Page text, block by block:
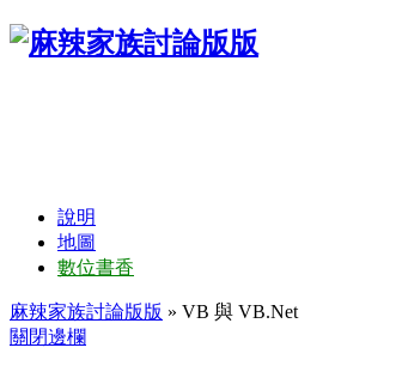
說明
地圖
數位書香
麻辣家族討論版版 » VB 與 VB.Net
關閉邊欄